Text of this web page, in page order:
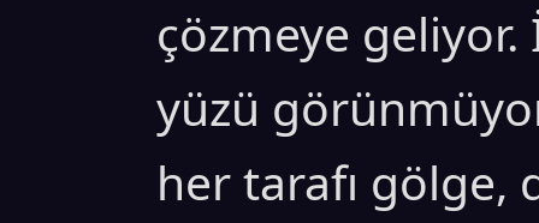
çözmeye
yüzü
her tarafı gölge,